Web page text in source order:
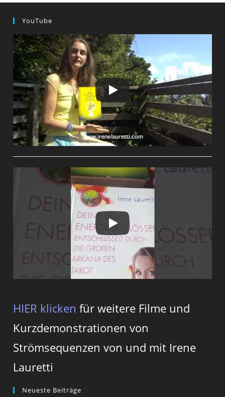
YouTube
HIER klicken für weitere Filme und
Kurzdemonstrationen von
Strömsequenzen von und mit Irene
Lauretti
Neueste Beiträge